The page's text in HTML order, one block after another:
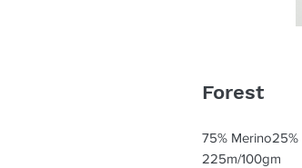
Forest
75%
225m/100gm